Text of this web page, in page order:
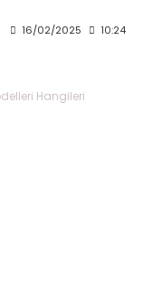
16/02/2025 10:24